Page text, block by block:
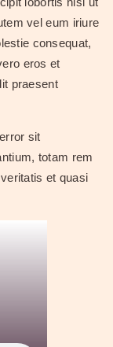
vel eum iriure
consequat,
eros et
praesent
sit
totam rem
et quasi